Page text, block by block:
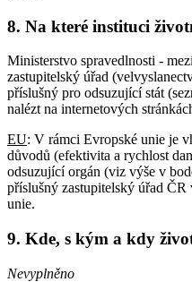
8. Na které instituci
Ministerstvo spravedlnosti -
zastupitelský úřad
příslušný pro odsuzující stát
nalézt na internetových
EU: V rámci Evropské unie je
důvodů (efektivita a rychlost
odsuzující orgán (viz výše v
příslušný zastupitelský úřad ČR
unie.
9. Kde, s kým a kdy
Nevyplněno